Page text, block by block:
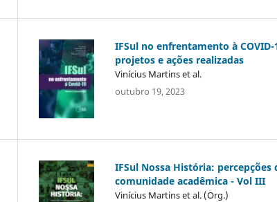
IFSul no enfrentamento à COVID-
projetos e ações realizadas
Vinícius Martins et al.
outubro 19, 2023
IFSul Nossa História: percepções
comunidade acadêmica - Vol III
Vinícius Martins et al. (Org.)